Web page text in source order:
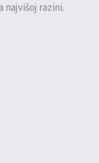
najvišoj razini.